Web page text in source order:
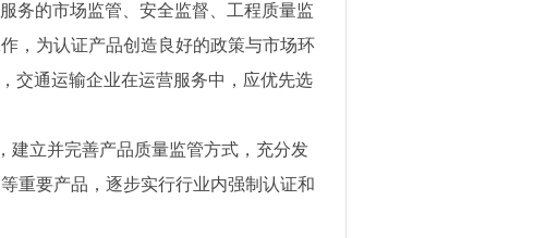
务的市场监管、安全监督、工程质量监
，为认证产品创造良好的政策与市场环
交通运输企业在运营服务中，应优先选
建立并完善产品质量监管方式，充分发
重要产品，逐步实行行业内强制认证和